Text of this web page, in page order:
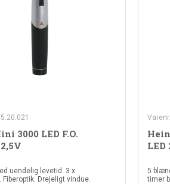
3000 LED F.O.
uendelig levetid. 3 x
Drejeligt vindue.
LED
5
timer